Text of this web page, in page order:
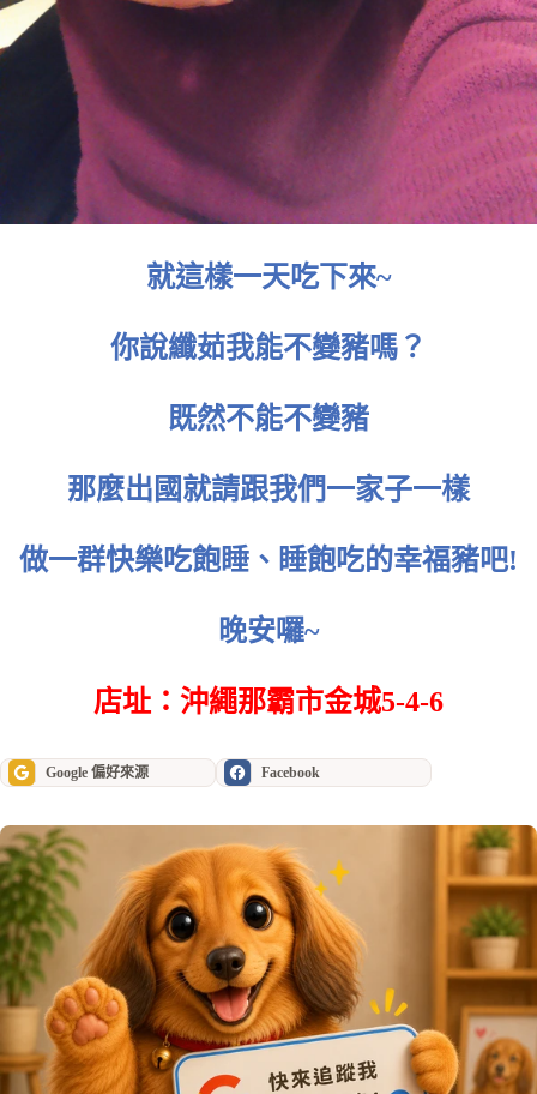
就這樣一天吃下來~
你說纖茹我能不變豬嗎？
既然不能不變豬
那麼出國就請跟我們一家子一樣
做一群快樂吃飽睡、睡飽吃的幸福豬吧!
晚安囉~
店址：沖繩那霸市金城5-4-6
Google 偏好來源 Facebook